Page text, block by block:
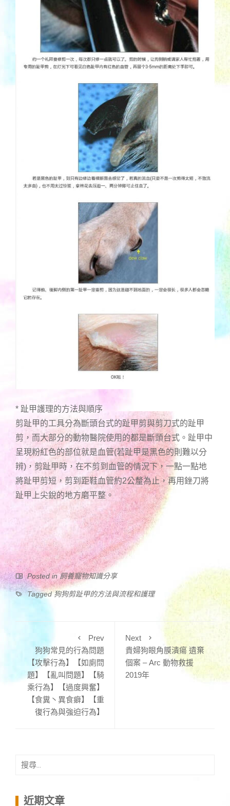
* 趾甲護理的方法與順序
剪趾甲的工具分為斷頭台式的趾甲剪與剪刀式的趾甲
剪，而大部分的動物醫院使用的都是斷頭台式。趾甲中
呈現粉紅色的部位就是血管(若趾甲是黑色的則難以分
辨)，剪趾甲時，在不剪到血管的情況下，一點一點地
將趾甲剪短，剪到距鞋血管約2公釐為止，再用銼刀將
趾甲上尖銳的地方磨平整。
Posted in 飼養寵物知識分享
Tagged狗狗剪趾甲的方法與流程和護理
Prev
狗狗常見的行為問題
【攻擊行為】【如廁問
題】【亂叫問題】【騎
乘行為】【過度興奮】
【食糞丶異食癖】【重
復行為與強迫行為】
Next
貴婦狗眼角膜潰瘍 遺棄
個案 – Arc 動物救援
2019年
搜
鍵 近期文章